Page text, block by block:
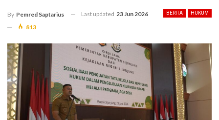
BERITA HUKUM
By Pemred Saptarius Last updated 23 Jun 2026
813